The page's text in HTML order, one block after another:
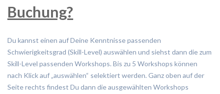
Buchung?
Du kannst einen auf Deine Kenntnisse passenden
Schwierigkeitsgrad (Skill-Level) auswählen und siehst dann die zum
Skill-Level passenden Workshops. Bis zu 5 Workshops können
nach Klick auf „auswählen“ selektiert werden. Ganz oben auf der
Seite rechts findest Du dann die ausgewählten Workshops